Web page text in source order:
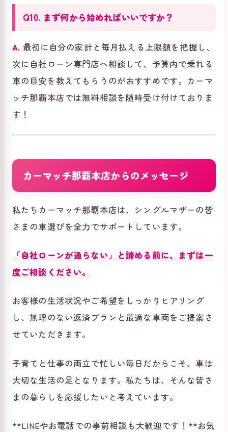
Q10. まず何から始めればいいですか？
A. 最初に自分の家計と毎月払える上限額を把握し、
次に自社ローン専門店へ相談して、予算内で乗れる
車の目安を教えてもらうのがおすすめです。カーマ
ッチ那覇本店では無料相談を随時受け付けておりま
す！
カーマッチ那覇本店からのメッセージ
私たちカーマッチ那覇本店は、シングルマザーの皆
さまの車選びを全力でサポートしています。
「自社ローンが通らない」と諦める前に、まずは一
度ご相談ください。
お客様の生活状況やご希望をしっかりヒアリング
し、無理のない返済プランと最適な車両をご提案さ
せていただきます。
子育てと仕事の両立で忙しい毎日だからこそ、車は
大切な生活の足となります。私たちは、そんな皆さ
まの暮らしを応援したいと考えています。
**LINEやお電話での事前相談も大歓迎です！**お気